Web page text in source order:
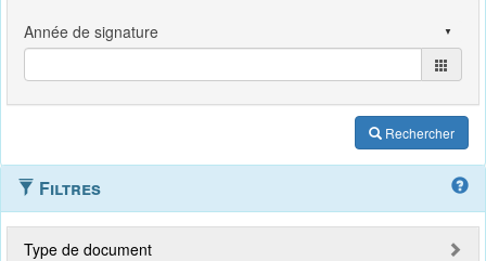
Rechercher
Filtres
Type de document